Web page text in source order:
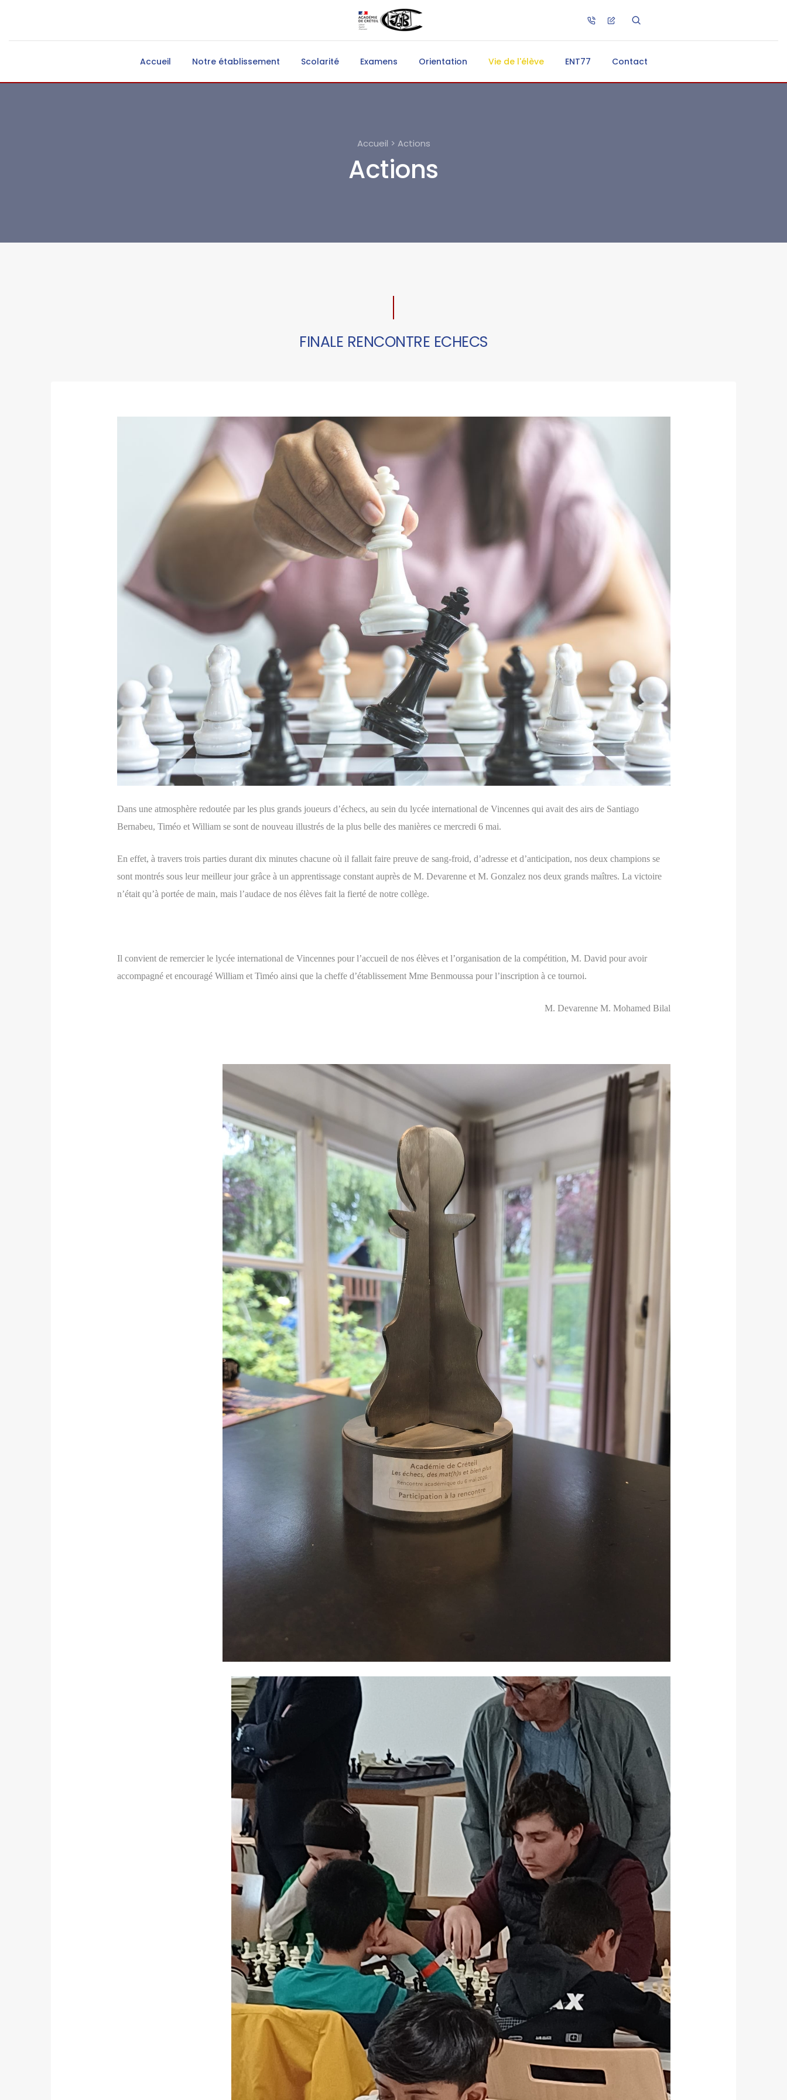
Accueil Notre établissement Scolarité Examens Orientation Vie de l'élève ENT77 Contact
Accueil > Actions
Actions
FINALE RENCONTRE ECHECS
Dans une atmosphère redoutée par les plus grands joueurs d’échecs, au sein du lycée international de Vincennes qui avait des airs de Santiago
Bernabeu, Timéo et William se sont de nouveau illustrés de la plus belle des manières ce mercredi 6 mai.
En effet, à travers trois parties durant dix minutes chacune où il fallait faire preuve de sang-froid, d’adresse et d’anticipation, nos deux champions se
sont montrés sous leur meilleur jour grâce à un apprentissage constant auprès de M. Devarenne et M. Gonzalez nos deux grands maîtres. La victoire
n’était qu’à portée de main, mais l’audace de nos élèves fait la fierté de notre collège.
Il convient de remercier le lycée international de Vincennes pour l’accueil de nos élèves et l’organisation de la compétition, M. David pour avoir
accompagné et encouragé William et Timéo ainsi que la cheffe d’établissement Mme Benmoussa pour l’inscription à ce tournoi.
M. Devarenne M. Mohamed Bilal